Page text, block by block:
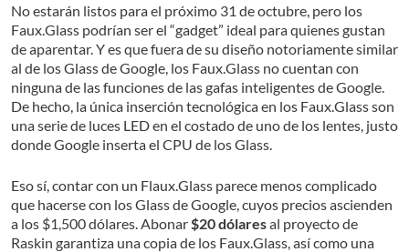
No estarán listos para el próximo 31 de octubre, pero los
Faux.Glass podrían ser el “gadget” ideal para quienes gustan
de aparentar. Y es que fuera de su diseño notoriamente similar
al de los Glass de Google, los Faux.Glass no cuentan con
ninguna de las funciones de las gafas inteligentes de Google.
De hecho, la única inserción tecnológica en los Faux.Glass son
una serie de luces LED en el costado de uno de los lentes, justo
donde Google inserta el CPU de los Glass.
Eso sí, contar con un Flaux.Glass parece menos complicado
que hacerse con los Glass de Google, cuyos precios ascienden
a los $1,500 dólares. Abonar $20 dólaresal proyecto de
Raskin garantiza una copia de los Faux.Glass, así como una